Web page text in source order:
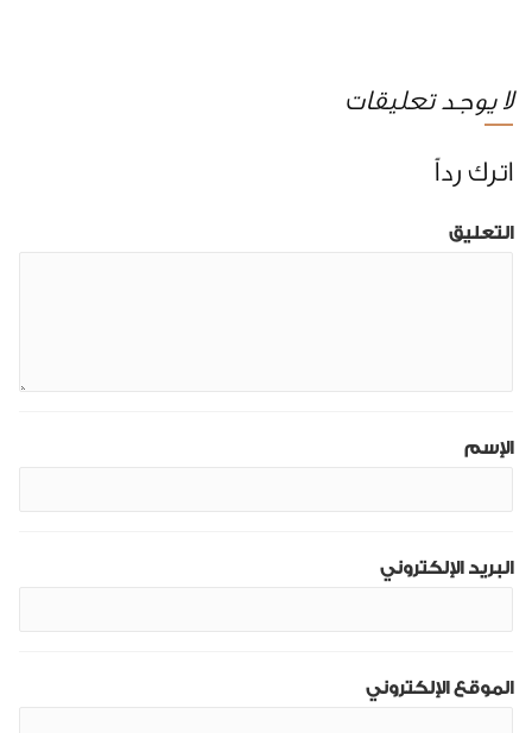
لا يوجد تعليقات
اترك رداً
التعليق
الإسم
البريد الإلكتروني
الموقع الإلكتروني